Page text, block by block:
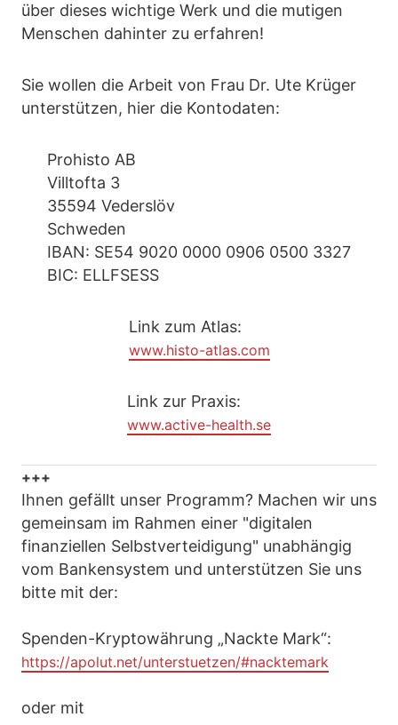
über dieses wichtige Werk und die mutigen
Menschen dahinter zu erfahren!
Sie wollen die Arbeit von Frau Dr. Ute Krüger
unterstützen, hier die Kontodaten:
Prohisto AB
Villtofta 3
35594 Vederslöv
Schweden
IBAN: SE54 9020 0000 0906 0500 3327
BIC: ELLFSESS
Link zum Atlas:
www.histo-atlas.com
Link zur Praxis:
www.active-health.se
+++
Ihnen gefällt unser Programm? Machen wir uns
gemeinsam im Rahmen einer "digitalen
finanziellen Selbstverteidigung" unabhängig
vom Bankensystem und unterstützen Sie uns
bitte mit der:
Spenden-Kryptowährung „Nackte Mark“:
https://apolut.net/unterstuetzen/#nacktemark
oder mit